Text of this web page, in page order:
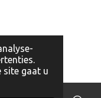
site gaat u